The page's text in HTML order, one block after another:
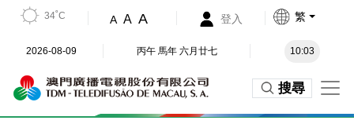
34˚C A A A 登入 繁
2026-08-09 丙午 馬年 六月廿七 10:03
搜尋